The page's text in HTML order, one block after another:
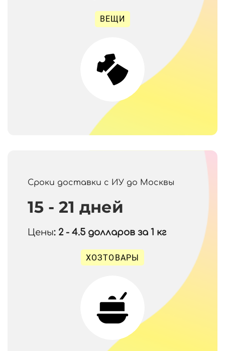
ВЕЩИ
Сроки доставки с ИУ до Москвы
15 - 21 дней
Цены: 2 - 4.5 долларов за 1 кг
ХОЗТОВАРЫ